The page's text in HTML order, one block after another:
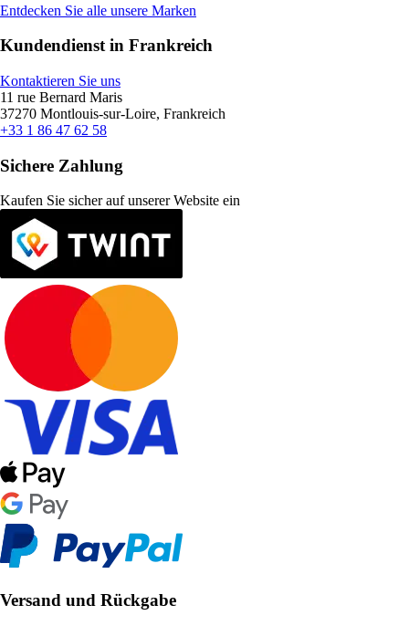
Entdecken Sie alle unsere Marken
Kundendienst in Frankreich
Kontaktieren Sie uns
11 rue Bernard Maris
37270 Montlouis-sur-Loire, Frankreich
+33 1 86 47 62 58
Sichere Zahlung
Kaufen Sie sicher auf unserer Website ein
Versand und Rückgabe